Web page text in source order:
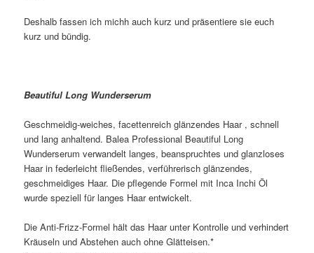
Deshalb fassen ich michh auch kurz und präsentiere sie euch
kurz und bündig.
Beautiful Long Wunderserum
Geschmeidig-weiches, facettenreich glänzendes Haar , schnell
und lang anhaltend. Balea Professional Beautiful Long
Wunderserum verwandelt langes, beanspruchtes und glanzloses
Haar in federleicht fließendes, verführerisch glänzendes,
geschmeidiges Haar. Die pflegende Formel mit Inca Inchi Öl
wurde speziell für langes Haar entwickelt.
Die Anti-Frizz-Formel hält das Haar unter Kontrolle und verhindert
Kräuseln und Abstehen auch ohne Glätteisen.*